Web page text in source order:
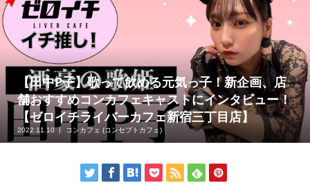
【田中P子】歌って飲める元気っ子！新企画、店
舗おすすめコンカフェキャストにインタビュー！
【ゼロイチライバーカフェ新宿三丁目店】
2022.11.10 コンカフェ (コンセプトカフェ)